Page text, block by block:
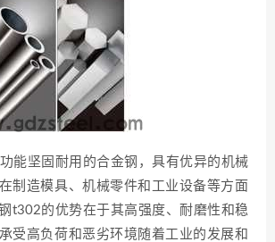
能坚固耐用的合金钢，具有优异的机械
制造模具、机械零件和工业设备等方面
t302的优势在于其高强度、耐磨性和稳
受高负荷和恶劣环境随着工业的发展和